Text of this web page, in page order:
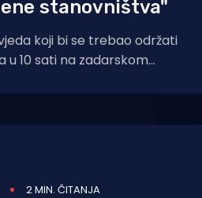
stanovništva"
koji bi se trebao održati
u 10 sati na zadarskom
2 MIN. ČITANJA